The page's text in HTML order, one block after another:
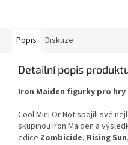
Popis Diskuze
Detailní popis
Iron Maiden figurky pro hry
Cool Mini Or Not spojili své
skupinou Iron Maiden a
edice Zombicide, Rising Sun,